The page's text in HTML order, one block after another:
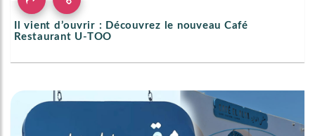
Il vient d’ouvrir : Découvrez le nouveau Café
Restaurant U-TOO